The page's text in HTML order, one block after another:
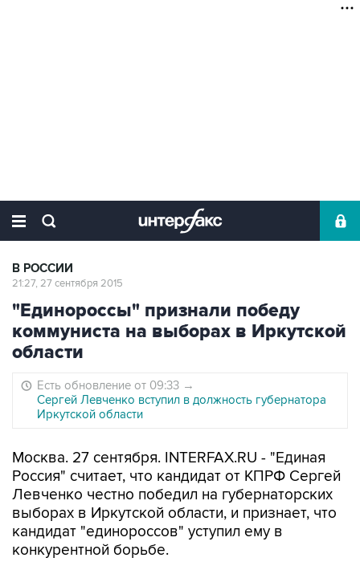
В РОССИИ
21:27, 27 сентября 2015
"Единороссы" признали победу
коммуниста на выборах в Иркутской
области
Есть обновление от 09:33 →
Сергей Левченко вступил в должность губернатора
Иркутской области
Москва. 27 сентября. INTERFAX.RU - "Единая
Россия" считает, что кандидат от КПРФ Сергей
Левченко честно победил на губернаторских
выборах в Иркутской области, и признает, что
кандидат "единороссов" уступил ему в
конкурентной борьбе.